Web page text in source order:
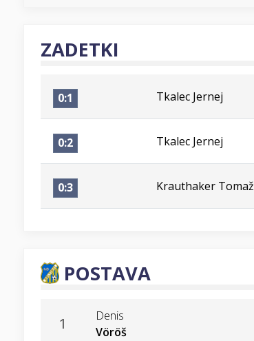
ZADETKI
0:1 Tkalec Jernej
0:2 Tkalec Jernej
0:3 Krauthaker Tomaž
POSTAVA
1
Denis
Vöröš